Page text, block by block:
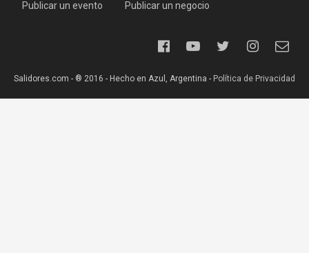
Publicar un evento Publicar un negocio
Salidores.com - ® 2016 - Hecho en Azul, Argentina - Política de Privacidad